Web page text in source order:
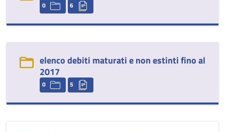
0 6
elenco debiti maturati e non estinti fino al
2017
0 5